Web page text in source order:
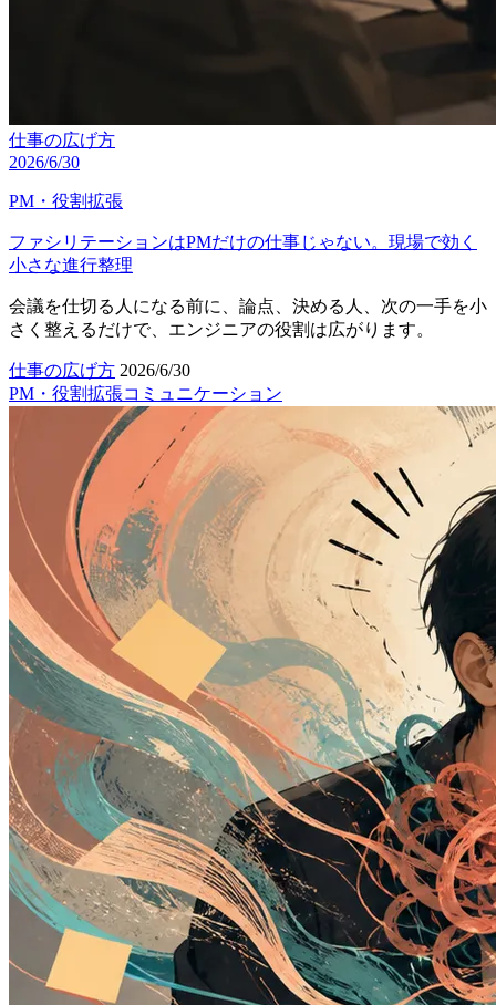
仕事の広げ方
2026/6/30
PM・役割拡張
ファシリテーションはPMだけの仕事じゃない。現場で効く
小さな進行整理
会議を仕切る人になる前に、論点、決める人、次の一手を小
さく整えるだけで、エンジニアの役割は広がります。
仕事の広げ方 2026/6/30
PM・役割拡張コミュニケーション